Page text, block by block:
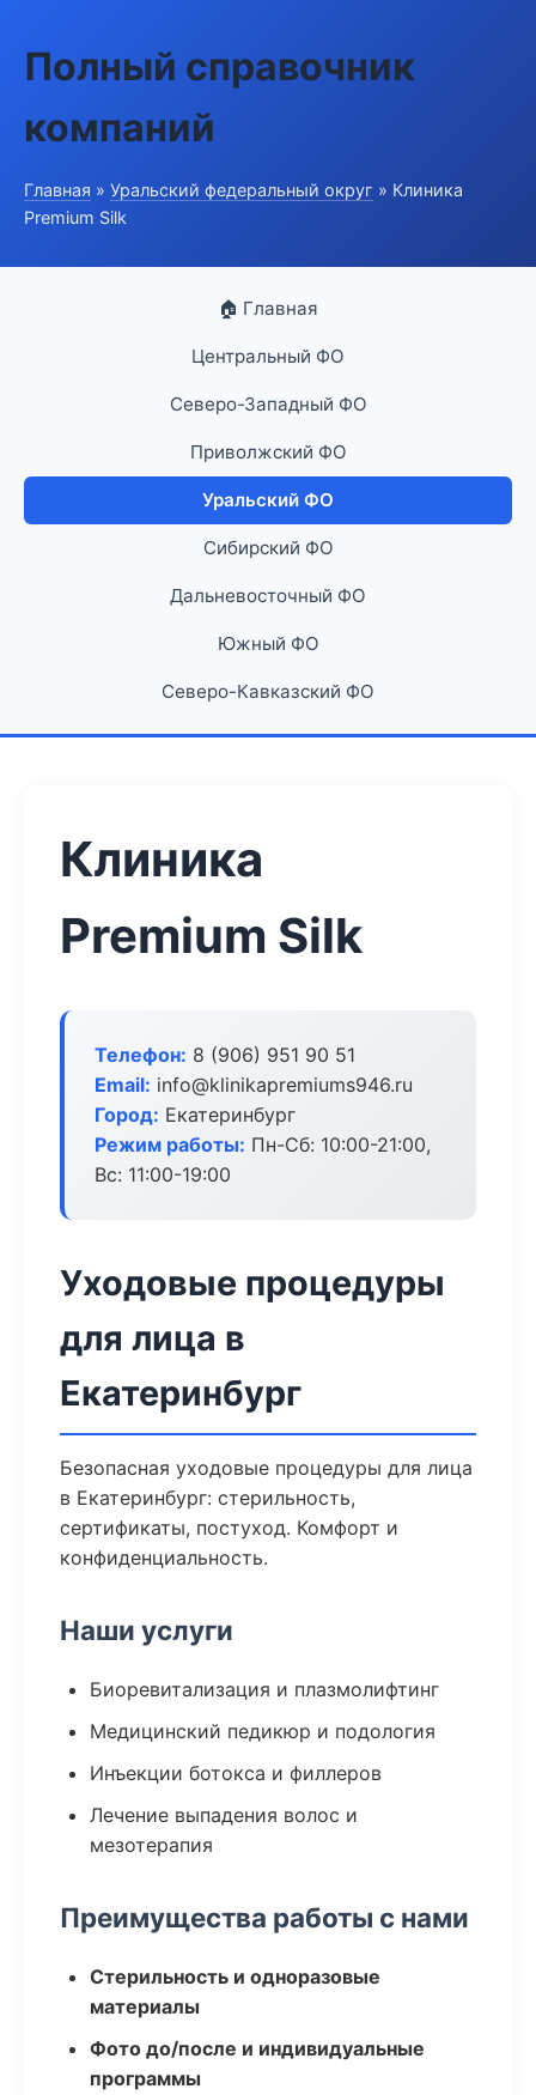
Полный справочник
компаний
Главная » Уральский федеральный округ » Клиника
Premium Silk
🏠 Главная
Центральный ФО
Северо-Западный ФО
Приволжский ФО
Уральский ФО
Сибирский ФО
Дальневосточный ФО
Южный ФО
Северо-Кавказский ФО
Клиника
Premium Silk
Телефон: 8 (906) 951 90 51
Email: info@klinikapremiums946.ru
Город: Екатеринбург
Режим работы: Пн-Сб: 10:00-21:00,
Вс: 11:00-19:00
Уходовые процедуры
для лица в
Екатеринбург
Безопасная уходовые процедуры для лица
в Екатеринбург: стерильность,
сертификаты, постуход. Комфорт и
конфиденциальность.
Наши услуги
Биоревитализация и плазмолифтинг
Медицинский педикюр и подология
Инъекции ботокса и филлеров
Лечение выпадения волос и
мезотерапия
Преимущества работы с нами
Стерильность и одноразовые
материалы
Фото до/после и индивидуальные
программы